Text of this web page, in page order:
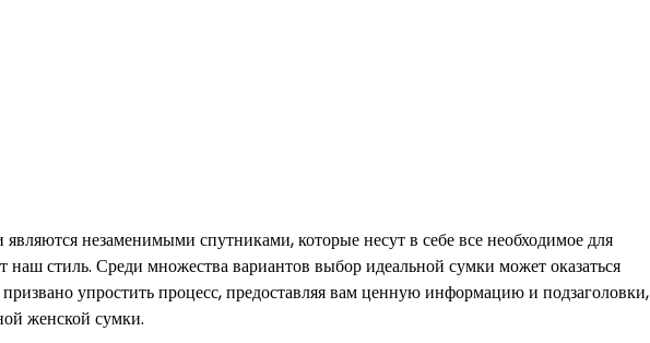
незаменимыми спутниками, которые несут в себе все необходимое для
стиль. Среди множества вариантов выбор идеальной сумки может оказаться
упростить процесс, предоставляя вам ценную информацию и подзаголовки,
женской сумки.